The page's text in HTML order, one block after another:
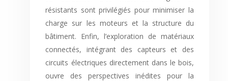
résistants sont privilégiés pour minimiser la
charge sur les moteurs et la structure du
bâtiment. Enfin, l’exploration de matériaux
connectés, intégrant des capteurs et des
circuits électriques directement dans le bois,
ouvre des perspectives inédites pour la